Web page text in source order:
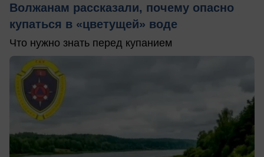
Волжанам рассказали, почему опасно
купаться в «цветущей» воде
Что нужно знать перед купанием